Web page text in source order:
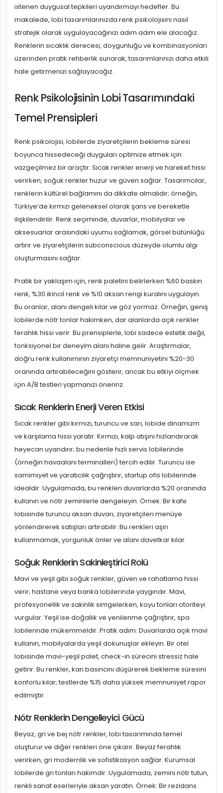
istenen duygusal tepkileri uyandırmayı hedefler. Bu
makalede, lobi tasarımlarınızda renk psikolojisini nasıl
stratejik olarak uygulayacağınızı adım adım ele alacağız.
Renklerin sıcaklık derecesi, doygunluğu ve kombinasyonları
üzerinden pratik rehberlik sunarak, tasarımlarınızı daha etkili
hale getirmenizi sağlayacağız.
Renk Psikolojisinin Lobi Tasarımındaki
Temel Prensipleri
Renk psikolojisi, lobilerde ziyaretçilerin bekleme süresi
boyunca hissedeceği duyguları optimize etmek için
vazgeçilmez bir araçtır. Sıcak renkler enerji ve hareket hissi
verirken, soğuk renkler huzur ve güven sağlar. Tasarımcılar,
renklerin kültürel bağlamını da dikkate almalıdır; örneğin,
Türkiye’de kırmızı geleneksel olarak şans ve bereketle
ilişkilendirilir. Renk seçiminde, duvarlar, mobilyalar ve
aksesuarlar arasındaki uyumu sağlamak, görsel bütünlüğü
artırır ve ziyaretçilerin subconscious düzeyde olumlu algı
oluşturmasını sağlar.
Pratik bir yaklaşım için, renk paletini belirlerken %60 baskın
renk, %30 ikincil renk ve %10 aksan rengi kuralını uygulayın.
Bu oranlar, alanı dengeli kılar ve göz yormaz. Örneğin, geniş
lobilerde nötr tonlar hakimken, dar alanlarda açık renkler
ferahlık hissi verir. Bu prensiplerle, lobi sadece estetik değil,
fonksiyonel bir deneyim alanı haline gelir. Araştırmalar,
doğru renk kullanımının ziyaretçi memnuniyetini %20-30
oranında artırabileceğini gösterir, ancak bu etkiyi ölçmek
için A/B testleri yapmanızı öneririz.
Sıcak Renklerin Enerji Veren Etkisi
Sıcak renkler gibi kırmızı, turuncu ve sarı, lobide dinamizm
ve karşılama hissi yaratır. Kırmızı, kalp atışını hızlandırarak
heyecan uyandırır; bu nedenle hızlı servis lobilerinde
(örneğin havaalanı terminalleri) tercih edilir. Turuncu ise
samimiyet ve yaratıcılık çağrıştırır, startup ofis lobilerinde
idealdir. Uygulamada, bu renkleri duvarlarda %20 oranında
kullanın ve nötr zeminlerle dengeleyin. Örnek: Bir kafe
lobisinde turuncu aksan duvarı, ziyaretçileri menüye
yönlendirerek satışları artırabilir. Bu renkleri aşırı
kullanmamak, yorgunluk önler ve alanı davetkar kılar.
Soğuk Renklerin Sakinleştirici Rolü
Mavi ve yeşil gibi soğuk renkler, güven ve rahatlama hissi
verir; hastane veya banka lobilerinde yaygındır. Mavi,
profesyonellik ve sakinlik simgelerken, koyu tonları otoriteyi
vurgular. Yeşil ise doğallık ve yenilenme çağrıştırır, spa
lobilerinde mükemmeldir. Pratik adım: Duvarlarda açık mavi
kullanın, mobilyalarda yeşil dokunuşlar ekleyin. Bir otel
lobisinde mavi-yeşil palet, check-in sürecini stressiz hale
getirir. Bu renkler, kan basıncını düşürerek bekleme süresini
konforlu kılar; testlerde %15 daha yüksek memnuniyet rapor
edilmiştir.
Nötr Renklerin Dengelleyici Gücü
Beyaz, gri ve bej nötr renkler, lobi tasarımında temel
oluşturur ve diğer renkleri öne çıkarır. Beyaz ferahlık
verirken, gri modernlik ve sofistikasyon sağlar. Kurumsal
lobilerde gri tonları hakimdir. Uygulamada, zemini nötr tutun,
renkli sanat eserleriyle aksan yaratın. Örnek: Bir rezidans